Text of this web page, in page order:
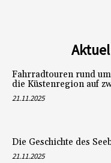
Fahrradtouren rund
die Küstenregion auf
21.11.2025
Die Geschichte des
21.11.2025